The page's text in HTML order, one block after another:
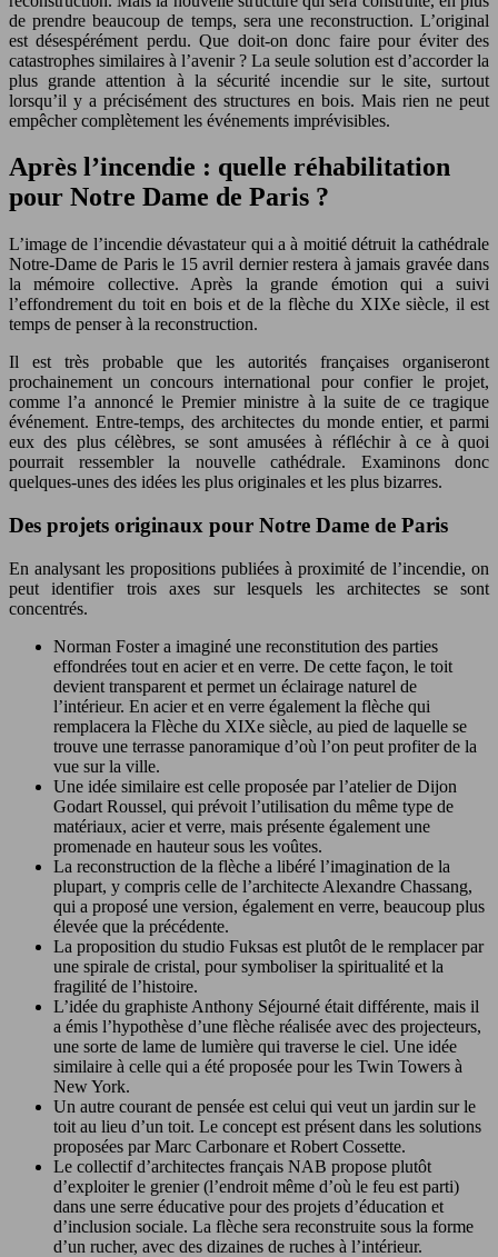
de prendre beaucoup de temps, sera une reconstruction. L’original
est désespérément perdu. Que doit-on donc faire pour éviter des
catastrophes similaires à l’avenir ? La seule solution est d’accorder la
plus grande attention à la sécurité incendie sur le site, surtout
lorsqu’il y a précisément des structures en bois. Mais rien ne peut
empêcher complètement les événements imprévisibles.
Après l’incendie : quelle réhabilitation
pour Notre Dame de Paris ?
L’image de l’incendie dévastateur qui a à moitié détruit la cathédrale
Notre-Dame de Paris le 15 avril dernier restera à jamais gravée dans
la mémoire collective. Après la grande émotion qui a suivi
l’effondrement du toit en bois et de la flèche du XIXe siècle, il est
temps de penser à la reconstruction.
Il est très probable que les autorités françaises organiseront
prochainement un concours international pour confier le projet,
comme l’a annoncé le Premier ministre à la suite de ce tragique
événement. Entre-temps, des architectes du monde entier, et parmi
eux des plus célèbres, se sont amusées à réfléchir à ce à quoi
pourrait ressembler la nouvelle cathédrale. Examinons donc
quelques-unes des idées les plus originales et les plus bizarres.
Des projets originaux pour Notre Dame de Paris
En analysant les propositions publiées à proximité de l’incendie, on
peut identifier trois axes sur lesquels les architectes se sont
concentrés.
Norman Foster a imaginé une reconstitution des parties
effondrées tout en acier et en verre. De cette façon, le toit
devient transparent et permet un éclairage naturel de
l’intérieur. En acier et en verre également la flèche qui
remplacera la Flèche du XIXe siècle, au pied de laquelle se
trouve une terrasse panoramique d’où l’on peut profiter de la
vue sur la ville.
Une idée similaire est celle proposée par l’atelier de Dijon
Godart Roussel, qui prévoit l’utilisation du même type de
matériaux, acier et verre, mais présente également une
promenade en hauteur sous les voûtes.
La reconstruction de la flèche a libéré l’imagination de la
plupart, y compris celle de l’architecte Alexandre Chassang,
qui a proposé une version, également en verre, beaucoup plus
élevée que la précédente.
La proposition du studio Fuksas est plutôt de le remplacer par
une spirale de cristal, pour symboliser la spiritualité et la
fragilité de l’histoire.
L’idée du graphiste Anthony Séjourné était différente, mais il
a émis l’hypothèse d’une flèche réalisée avec des projecteurs,
une sorte de lame de lumière qui traverse le ciel. Une idée
similaire à celle qui a été proposée pour les Twin Towers à
New York.
Un autre courant de pensée est celui qui veut un jardin sur le
toit au lieu d’un toit. Le concept est présent dans les solutions
proposées par Marc Carbonare et Robert Cossette.
Le collectif d’architectes français NAB propose plutôt
d’exploiter le grenier (l’endroit même d’où le feu est parti)
dans une serre éducative pour des projets d’éducation et
d’inclusion sociale. La flèche sera reconstruite sous la forme
d’un rucher, avec des dizaines de ruches à l’intérieur.